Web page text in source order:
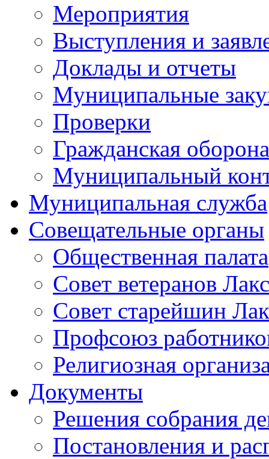
Мероприятия
Выступления и
Доклады и отчеты
Муниципальные
Проверки
Гражданская
Муниципальный
Муниципальная служба
Совещательные органы
Общественная палата
Совет ветеранов
Совет старейшин
Профсоюз
Религиозная
Документы
Решения собрания
Постановления и